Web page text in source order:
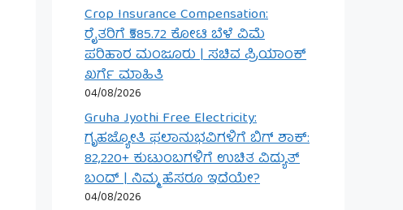
Crop Insurance Compensation:
ರೈತರಿಗೆ ₹585.72 ಕೋಟಿ ಬೆಳೆ ವಿಮೆ
ಪರಿಹಾರ ಮಂಜೂರು | ಸಚಿವ ಪ್ರಿಯಾಂಕ್
ಖರ್ಗೆ ಮಾಹಿತಿ
04/08/2026
Gruha Jyothi Free Electricity:
ಗೃಹಜ್ಯೋತಿ ಫಲಾನುಭವಿಗಳಿಗೆ ಬಿಗ್ ಶಾಕ್:
82,220+ ಕುಟುಂಬಗಳಿಗೆ ಉಚಿತ ವಿದ್ಯುತ್
ಬಂದ್ | ನಿಮ್ಮ ಹೆಸರೂ ಇದೆಯೇ?
04/08/2026